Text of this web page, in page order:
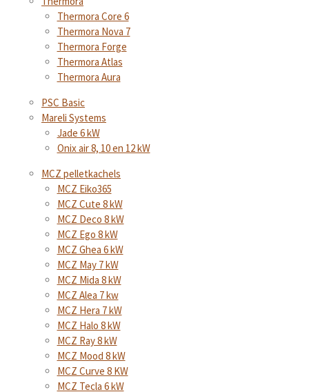
Thermora Core 6
Thermora Nova 7
Thermora Forge
Thermora Atlas
Thermora Aura
PSC Basic
Mareli Systems
Jade 6 kW
Onix air 8, 10 en 12 kW
MCZ pelletkachels
MCZ Eiko365
MCZ Cute 8 kW
MCZ Deco 8 kW
MCZ Ego 8 kW
MCZ Ghea 6 kW
MCZ May 7 kW
MCZ Mida 8 kW
MCZ Alea 7 kw
MCZ Hera 7 kW
MCZ Halo 8 kW
MCZ Ray 8 kW
MCZ Mood 8 kW
MCZ Curve 8 KW
MCZ Tecla 6 kW